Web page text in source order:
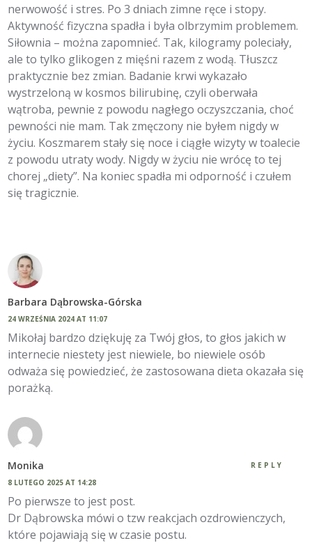
nerwowość i stres. Po 3 dniach zimne ręce i stopy.
Aktywność fizyczna spadła i była olbrzymim problemem.
Siłownia – można zapomnieć. Tak, kilogramy poleciały,
ale to tylko glikogen z mięśni razem z wodą. Tłuszcz
praktycznie bez zmian. Badanie krwi wykazało
wystrzeloną w kosmos bilirubinę, czyli oberwała
wątroba, pewnie z powodu nagłego oczyszczania, choć
pewności nie mam. Tak zmęczony nie byłem nigdy w
życiu. Koszmarem stały się noce i ciągłe wizyty w toalecie
z powodu utraty wody. Nigdy w życiu nie wrócę to tej
chorej „diety”. Na koniec spadła mi odporność i czułem
się tragicznie.
Barbara Dąbrowska-Górska
24 WRZEŚNIA 2024 AT 11:07
Mikołaj bardzo dziękuję za Twój głos, to głos jakich w
internecie niestety jest niewiele, bo niewiele osób
odważa się powiedzieć, że zastosowana dieta okazała się
porażką.
Monika
8 LUTEGO 2025 AT 14:28
REPLY
Po pierwsze to jest post.
Dr Dąbrowska mówi o tzw reakcjach ozdrowienczych,
które pojawiają się w czasie postu.